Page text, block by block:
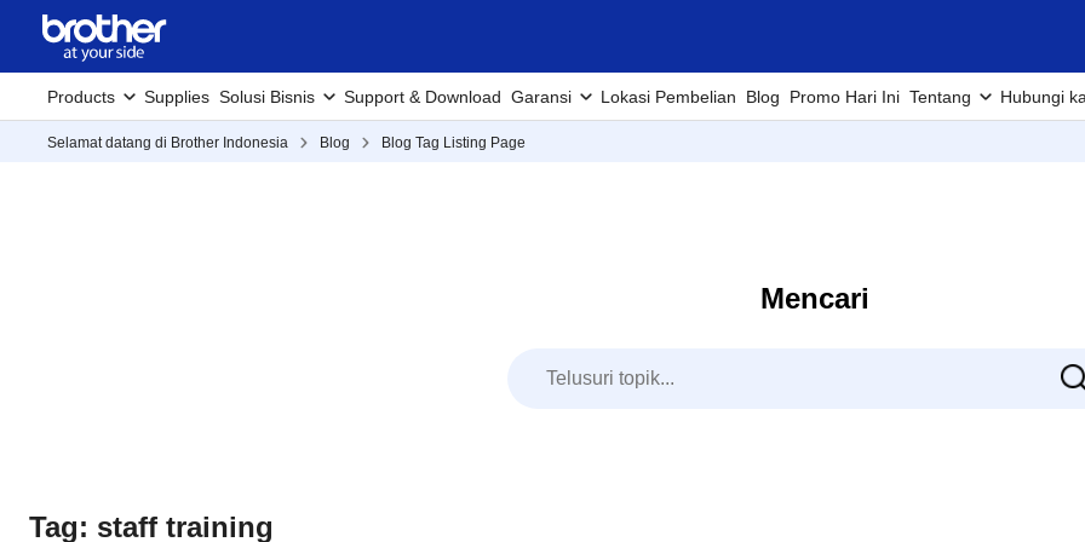
Products Supplies Solusi Bisnis Support & Download Garansi Lokasi Pembelian Blog Promo Hari Ini Tentang Hubungi
Selamat datang di Brother Indonesia Blog Blog Tag Listing Page
Mencari
Tag: staff training